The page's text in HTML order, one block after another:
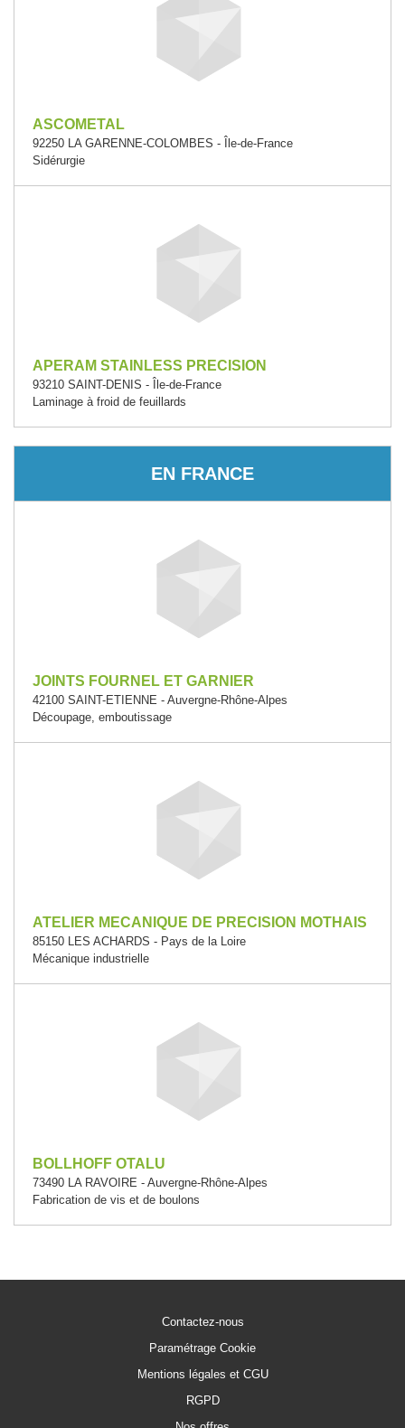
ASCOMETAL
92250 LA GARENNE-COLOMBES - Île-de-France
Sidérurgie
APERAM STAINLESS PRECISION
93210 SAINT-DENIS - Île-de-France
Laminage à froid de feuillards
EN FRANCE
JOINTS FOURNEL ET GARNIER
42100 SAINT-ETIENNE - Auvergne-Rhône-Alpes
Découpage, emboutissage
ATELIER MECANIQUE DE PRECISION MOTHAIS
85150 LES ACHARDS - Pays de la Loire
Mécanique industrielle
BOLLHOFF OTALU
73490 LA RAVOIRE - Auvergne-Rhône-Alpes
Fabrication de vis et de boulons
Contactez-nous
Paramétrage Cookie
Mentions légales et CGU
RGPD